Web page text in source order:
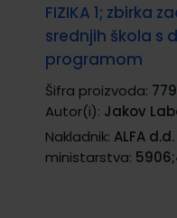
FIZIKA 1; zbirka
srednjih škola s
programom
Šifra proizvoda:
Autor(i): Jakov
Nakladnik: ALFA d.d.
ministarstva: